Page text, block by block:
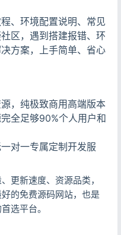
、环境配置说明、常见
区，遇到搭建报错、环
方案，上手简单、省心
，纯极致商用高端版本
全足够90%个人用户和
对一专属定制开发服
更新速度、资源品类，
的免费源码网站，也是
选平台。